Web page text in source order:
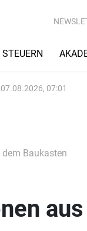
07.08.2026, 07:01
Baukasten
aus